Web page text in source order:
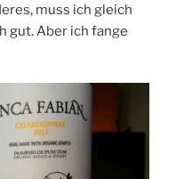
muss ich gleich
gut. Aber ich fange